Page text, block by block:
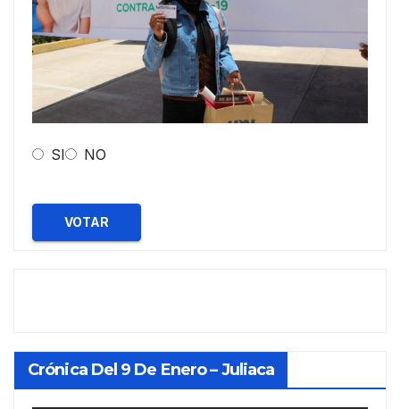
SI NO
VOTAR
Crónica Del 9 De Enero – Juliaca